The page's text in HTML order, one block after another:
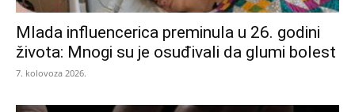
Mlada influencerica preminula u 26. godini
života: Mnogi su je osuđivali da glumi bolest
7. kolovoza 2026.